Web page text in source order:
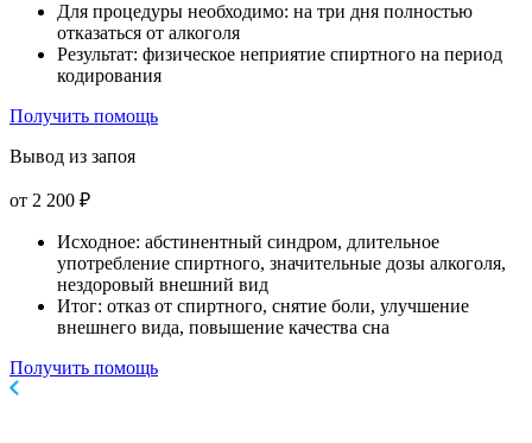
Для процедуры необходимо: на три дня полностью
отказаться от алкоголя
Результат: физическое неприятие спиртного на период
кодирования
Получить помощь
Вывод из запоя
от 2 200 ₽
Исходное: абстинентный синдром, длительное
употребление спиртного, значительные дозы алкоголя,
нездоровый внешний вид
Итог: отказ от спиртного, снятие боли, улучшение
внешнего вида, повышение качества сна
Получить помощь